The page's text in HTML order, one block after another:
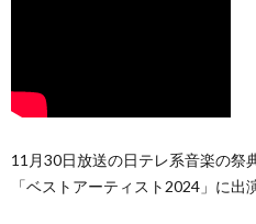
11月30日放送の日テレ系音楽の祭
「ベストアーティスト2024」に出